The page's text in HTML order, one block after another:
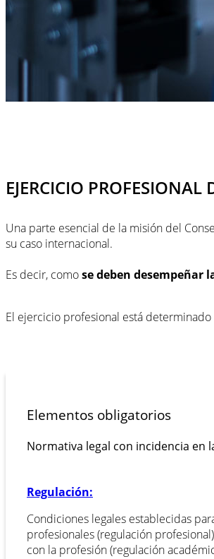
EJERCICIO
Una parte esencial de la misión del
su caso internacional.
Es decir, comose deben desempeñar
El ejercicio profesional está determinado
Elementos obligatorios
Normativa legal con incidencia en
Regulación:
Condiciones legales establecidas
profesionales (regulación
con la profesión (regulación